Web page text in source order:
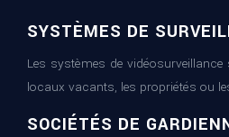
SYSTÈMES DE
Les systèmes de
locaux vacants, les propriétés ou
SOCIÉTÉS DE